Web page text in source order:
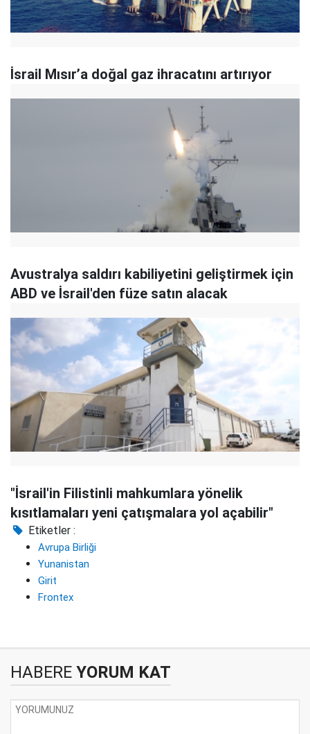
İsrail Mısır’a doğal gaz ihracatını artırıyor
Avustralya saldırı kabiliyetini geliştirmek için
ABD ve İsrail'den füze satın alacak
"İsrail'in Filistinli mahkumlara yönelik
kısıtlamaları yeni çatışmalara yol açabilir"
Etiketler :
Avrupa Birliği
Yunanistan
Girit
Frontex
HABERE YORUM KAT